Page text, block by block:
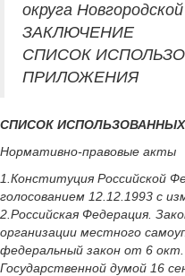
округа
ЗАКЛЮЧЕНИЕ
СПИСОК
ПРИЛОЖЕНИЯ
СПИСОК
Нормативно-правовые акты
1.Конституция Российской
голосованием 12.12.1993 с
2.Российская Федерация.
организации местного
федеральный закон от 6
Государственной думой 16